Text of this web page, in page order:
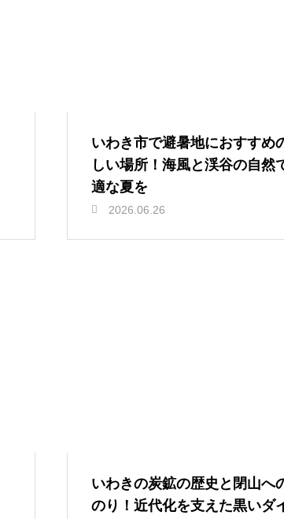
いわき市で避暑地におすすめ
しい場所！海風と渓谷の自然
適な夏を
2026.06.26
いわきの炭鉱の歴史と閉山へ
のり！近代化を支えた黒いダ